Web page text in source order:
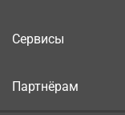
Сервисы
Партнёрам